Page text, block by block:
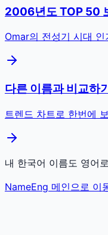
2006년도 TOP 50
Omar의 전성기 시대 인
다른 이름과 비교하기
트렌드 차트로 한번에
내 한국어 이름도 영어
NameEng 메인으로 이